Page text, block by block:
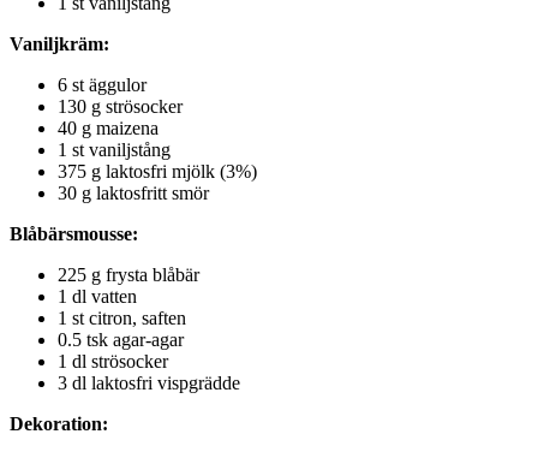
Vaniljkräm:
6 st äggulor
130 g strösocker
40 g maizena
1 st vaniljstång
375 g laktosfri mjölk (3%)
30 g laktosfritt smör
Blåbärsmousse:
225 g frysta blåbär
1 dl vatten
1 st citron, saften
0.5 tsk agar-agar
1 dl strösocker
3 dl laktosfri vispgrädde
Dekoration: